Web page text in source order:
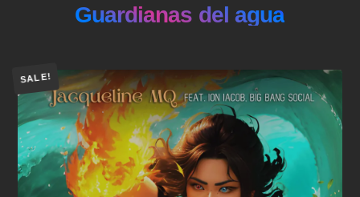
Guardianas del agua
SALE!